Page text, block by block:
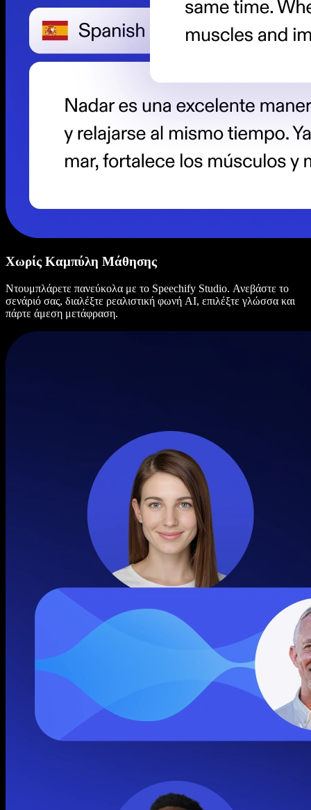
Χωρίς Καμπύλη Μάθησης
Ντουμπλάρετε πανεύκολα με το Speechify Studio. Ανεβάστε το
σενάριό σας, διαλέξτε ρεαλιστική φωνή AI, επιλέξτε γλώσσα και
πάρτε άμεση μετάφραση.